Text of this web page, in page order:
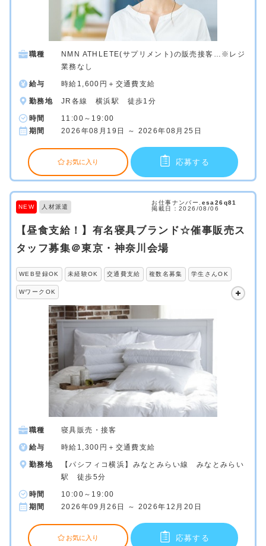
職種
NMN ATHLETE(サプリメント)の販売接客…※レジ
業務なし
給与 時給1,600円＋交通費支給
勤務地 JR各線 横浜駅 徒歩1分
時間
11:00～19:00
期間
2026年08月19日 ～ 2026年08月25日
お気に入り 応募する
NEW 人材派遣
お仕事ナンバー. esa26q81
掲載日：2026/08/06
【昼食支給！】有名寝具ブランド☆催事販売ス
タッフ募集＠東京・神奈川会場
WEB登録OK 未経験OK 交通費支給 複数名募集 学生さんOK
WワークOK
職種 寝具販売・接客
給与 時給1,300円＋交通費支給
勤務地
【パシフィコ横浜】みなとみらい線 みなとみらい
駅 徒歩5分
時間
10:00～19:00
期間
2026年09月26日 ～ 2026年12月20日
お気に入り 応募する